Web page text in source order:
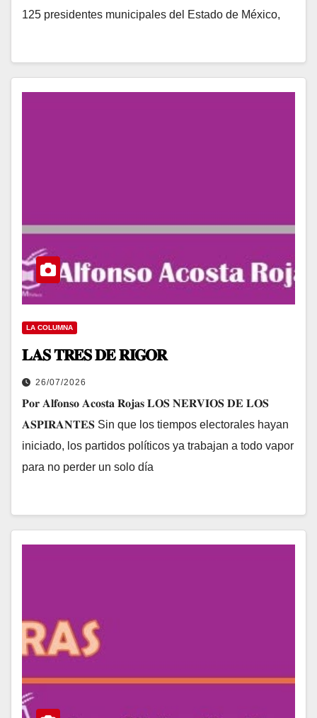
125 presidentes municipales del Estado de México,
LA COLUMNA
𝐋𝐀𝐒 𝐓𝐑𝐄𝐒 𝐃𝐄 𝐑𝐈𝐆𝐎𝐑
26/07/2026
𝐏𝐨𝐫 𝐀𝐥𝐟𝐨𝐧𝐬𝐨 𝐀𝐜𝐨𝐬𝐭𝐚 𝐑𝐨𝐣𝐚𝐬 𝐋𝐎𝐒 𝐍𝐄𝐑𝐕𝐈𝐎𝐒 𝐃𝐄 𝐋𝐎𝐒
𝐀𝐒𝐏𝐈𝐑𝐀𝐍𝐓𝐄𝐒 Sin que los tiempos electorales hayan
iniciado, los partidos políticos ya trabajan a todo vapor
para no perder un solo día